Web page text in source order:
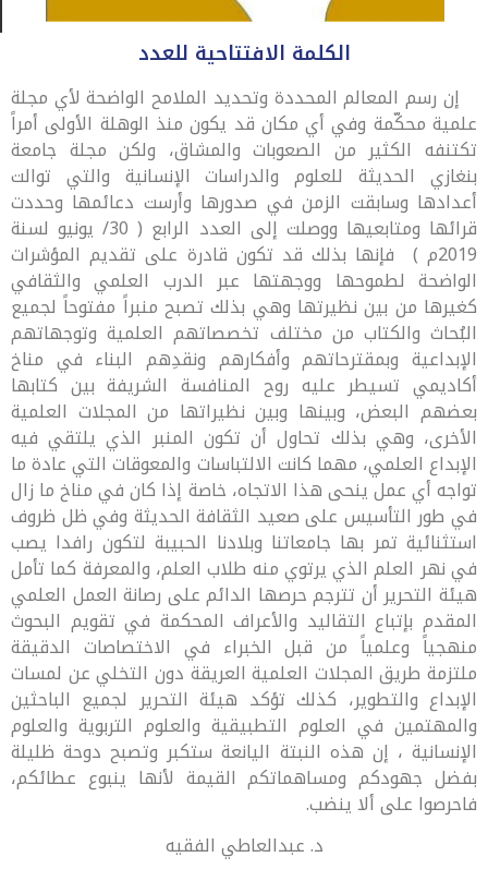
الكلمة الافتتاحية للعدد
إن رسم المعالم المحددة وتحديد الملامح الواضحة لأي مجلة
علمية محكّمة وفي أي مكان قد يكون منذ الوهلة الأولى أمراً
تكتنفه الكثير من الصعوبات والمشاق، ولكن مجلة جامعة
بنغازي الحديثة للعلوم والدراسات الإنسانية والتي توالت
أعدادها وسابقت الزمن في صدورها وأرست دعائمها وحددت
قرائها ومتابعيها ووصلت إلى العدد الرابع ( 30/ يونيو لسنة
2019م ) فإنها بذلك قد تكون قادرة على تقديم المؤشرات
الواضحة لطموحها ووجهتها عبر الدرب العلمي والثقافي
كغيرها من بين نظيرتها وهي بذلك تصبح منبراً مفتوحاً لجميع
البُحاث والكتاب من مختلف تخصصاتهم العلمية وتوجهاتهم
الإبداعية وبمقترحاتهم وأفكارهم ونقدِهم البناء في مناخ
أكاديمي تسيطر عليه روح المنافسة الشريفة بين كتابها
بعضهم البعض، وبينها وبين نظيراتها من المجلات العلمية
الأخرى، وهي بذلك تحاول أن تكون المنبر الذي يلتقي فيه
الإبداع العلمي، مهما كانت الالتباسات والمعوقات التي عادة ما
تواجه أي عمل ينحى هذا الاتجاه، خاصة إذا كان في مناخ ما زال
في طور التأسيس على صعيد الثقافة الحديثة وفي ظل ظروف
استثنائية تمر بها جامعاتنا وبلادنا الحبيبة لتكون رافدا يصب
في نهر العلم الذي يرتوي منه طلاب العلم، والمعرفة كما تأمل
هيئة التحرير أن تترجم حرصها الدائم على رصانة العمل العلمي
المقدم بإتباع التقاليد والأعراف المحكمة في تقويم البحوث
منهجياً وعلمياً من قبل الخبراء في الاختصاصات الدقيقة
ملتزمة طريق المجلات العلمية العريقة دون التخلي عن لمسات
الإبداع والتطوير، كذلك تؤكد هيئة التحرير لجميع الباحثين
والمهتمين في العلوم التطبيقية والعلوم التربوية والعلوم
الإنسانية ، إن هذه النبتة اليانعة ستكبر وتصبح دوحة ظليلة
بفضل جهودكم ومساهماتكم القيمة لأنها ينبوع عطائكم،
فاحرصوا على ألا ينضب.
د. عبدالعاطي الفقيه